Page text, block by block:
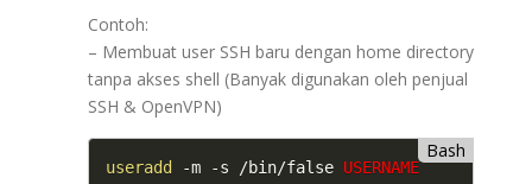
Contoh:
– Membuat user SSH baru dengan home directory
tanpa akses shell (Banyak digunakan oleh penjual
SSH & OpenVPN)
Bash
useradd -m -s /bin/false USERNAME